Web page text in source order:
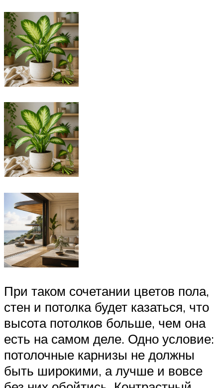
При таком сочетании цветов пола,
стен и потолка будет казаться, что
высота потолков больше, чем она
есть на самом деле. Одно условие:
потолочные карнизы не должны
быть широкими, а лучше и вовсе